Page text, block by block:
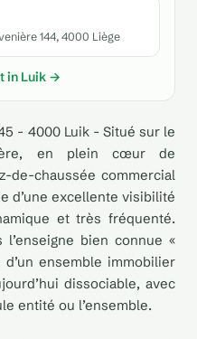
144, 4000 Liège
in Luik →
- 4000 Luik - Situé sur le
en plein cœur de
de-chaussée commercial
d’une excellente visibilité
et très fréquenté.
bien connue «
ensemble immobilier
dissociable, avec
entité ou l’ensemble.